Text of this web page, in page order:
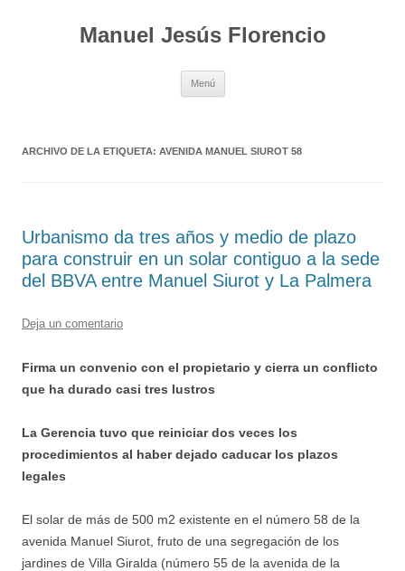
Manuel Jesús Florencio
Menú
ARCHIVO DE LA ETIQUETA: AVENIDA MANUEL SIUROT 58
Urbanismo da tres años y medio de plazo
para construir en un solar contiguo a la sede
del BBVA entre Manuel Siurot y La Palmera
Deja un comentario
Firma un convenio con el propietario y cierra un conflicto
que ha durado casi tres lustros
La Gerencia tuvo que reiniciar dos veces los
procedimientos al haber dejado caducar los plazos
legales
El solar de más de 500 m2 existente en el número 58 de la
avenida Manuel Siurot, fruto de una segregación de los
jardines de Villa Giralda (número 55 de la avenida de la